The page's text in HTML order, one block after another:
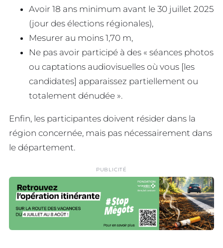
Avoir 18 ans minimum avant le 30 juillet 2025
(jour des élections régionales),
Mesurer au moins 1,70 m,
Ne pas avoir participé à des « séances photos
ou captations audiovisuelles où vous [les
candidates] apparaissez partiellement ou
totalement dénudée ».
Enfin, les participantes doivent résider dans la
région concernée, mais pas nécessairement dans
le département.
PUBLICITÉ